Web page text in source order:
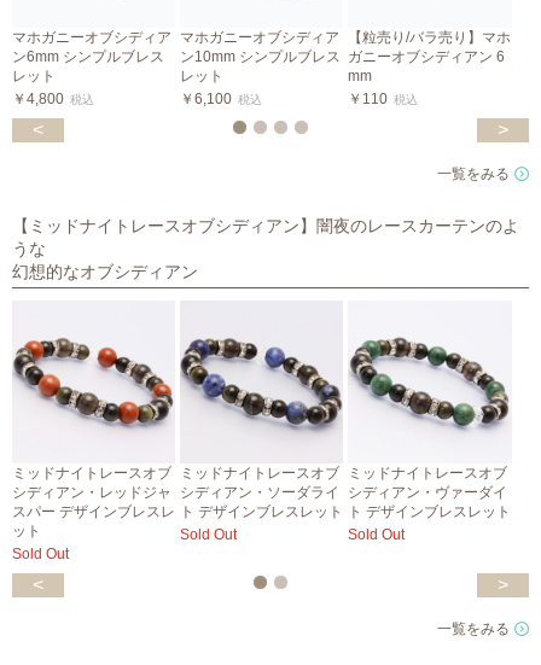
マホガニーオブシディア
ン6mm シンプルブレス
レット
￥4,800 税込
マホガニーオブシディア
ン10mm シンプルブレス
レット
￥6,100 税込
【粒売り/バラ売り】マホ
ガニーオブシディアン 6
mm
￥110 税込
< >
一覧をみる
【ミッドナイトレースオブシディアン】闇夜のレースカーテンのよ
うな
幻想的なオブシディアン
ミッドナイトレースオブ
シディアン・レッドジャ
スパー デザインブレスレ
ット
Sold Out
ミッドナイトレースオブ
シディアン・ソーダライ
ト デザインブレスレット
Sold Out
ミッドナイトレースオブ
シディアン・ヴァーダイ
ト デザインブレスレット
Sold Out
< >
一覧をみる